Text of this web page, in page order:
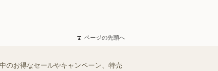
ページの先頭へ
のお得なセールやキャンペーン、特売